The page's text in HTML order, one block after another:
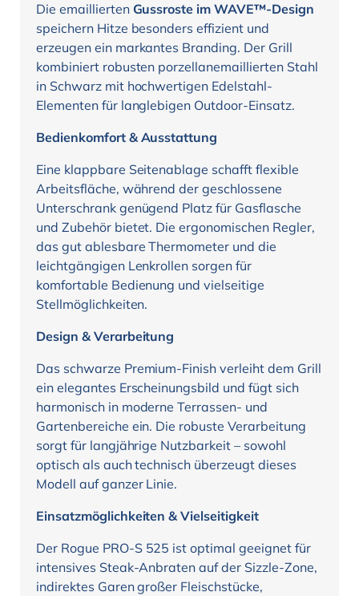
Die emaillierten Gussroste im WAVE™-Design
speichern Hitze besonders effizient und
erzeugen ein markantes Branding. Der Grill
kombiniert robusten porzellanemaillierten Stahl
in Schwarz mit hochwertigen Edelstahl-
Elementen für langlebigen Outdoor-Einsatz.
Bedienkomfort & Ausstattung
Eine klappbare Seitenablage schafft flexible
Arbeitsfläche, während der geschlossene
Unterschrank genügend Platz für Gasflasche
und Zubehör bietet. Die ergonomischen Regler,
das gut ablesbare Thermometer und die
leichtgängigen Lenkrollen sorgen für
komfortable Bedienung und vielseitige
Stellmöglichkeiten.
Design & Verarbeitung
Das schwarze Premium-Finish verleiht dem Grill
ein elegantes Erscheinungsbild und fügt sich
harmonisch in moderne Terrassen- und
Gartenbereiche ein. Die robuste Verarbeitung
sorgt für langjährige Nutzbarkeit – sowohl
optisch als auch technisch überzeugt dieses
Modell auf ganzer Linie.
Einsatzmöglichkeiten & Vielseitigkeit
Der Rogue PRO-S 525 ist optimal geeignet für
intensives Steak-Anbraten auf der Sizzle-Zone,
indirektes Garen großer Fleischstücke,